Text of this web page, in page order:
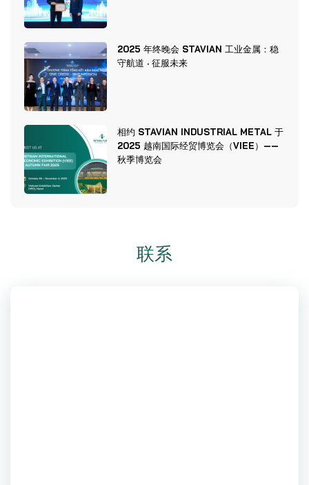
2025 年终晚会 STAVIAN 工业金属：稳
守航道 · 征服未来
相约 STAVIAN INDUSTRIAL METAL 于
2025 越南国际经贸博览会（VIEE）——
秋季博览会
联系